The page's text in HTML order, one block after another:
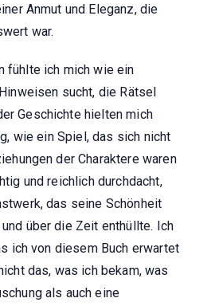
Anmut und Eleganz, die
war.
fühlte ich mich wie ein
sucht, die Rätsel
Geschichte hielten mich
wie ein Spiel, das sich nicht
der Charaktere waren
und reichlich durchdacht,
das seine Schönheit
über die Zeit enthüllte. Ich
ich von diesem Buch erwartet
das, was ich bekam, was
als auch eine